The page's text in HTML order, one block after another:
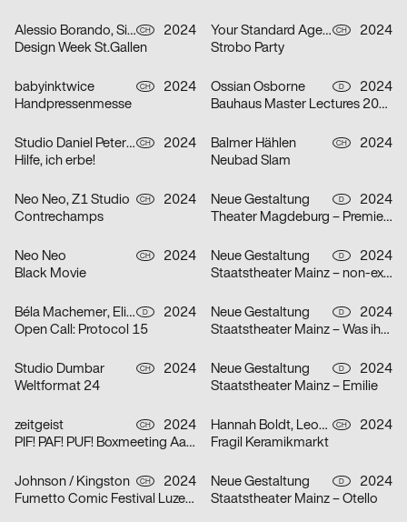
Alessio Borando, Sino Borando CH
2024
Design Week St.Gallen
Your Standard Agency CH
2024
Strobo Party
babyinktwice CH
2024
Handpressenmesse
Ossian Osborne D
2024
Bauhaus Master Lectures 2024
Studio Daniel Peter, Alice Kolb CH
2024
Hilfe, ich erbe!
Balmer Hählen CH
2024
Neubad Slam
Neo Neo, Z1 Studio CH
2024
Contrechamps
Neue Gestaltung D
2024
Theater Magdeburg – Premierenplakate
Neo Neo CH
2024
Black Movie
Neue Gestaltung D
2024
Staatstheater Mainz – non-existent
Béla Machemer, Eli Zaza Moysiopoulou, Nora Veismann, Konstantin Wagner, Gerrit Ludwig D
2024
Open Call: Protocol 15
Neue Gestaltung D
2024
Staatstheater Mainz – Was ihr wollt
Studio Dumbar CH
2024
Weltformat 24
Neue Gestaltung D
2024
Staatstheater Mainz – Emilie
zeitgeist CH
2024
PIF! PAF! PUF! Boxmeeting Aarau
Hannah Boldt, Leonie Felber CH
2024
Fragil Keramikmarkt
Johnson / Kingston CH
2024
Fumetto Comic Festival Luzern
Neue Gestaltung D
2024
Staatstheater Mainz – Otello